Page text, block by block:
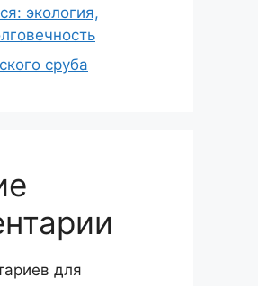
экология,
сруба
для